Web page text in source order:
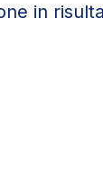
in